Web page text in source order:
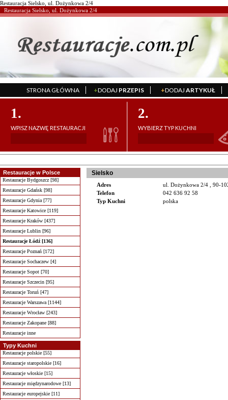
Restauracja Sielsko, ul. Dożynkowa 2/4
Restauracja Sielsko, ul. Dożynkowa 2/4
STRONA GŁÓWNA +DODAJ PRZEPIS +DODAJ ARTYKUŁ
1.
WPISZ NAZWĘ RESTAURACJI
2.
WYBIERZ TYP KUCHNI
Restauracje w Polsce
Restauracje Bydgoszcz [98]
Restauracje Gdańsk [98]
Restauracje Gdynia [77]
Restauracje Katowice [119]
Restauracje Kraków [437]
Restauracje Lublin [96]
Restauracje Łódź [136]
Restauracje Poznań [172]
Restauracje Sochaczew [4]
Restauracje Sopot [70]
Restauracje Szczecin [95]
Restauracje Toruń [47]
Restauracje Warszawa [1144]
Restauracje Wrocław [243]
Restauracje Zakopane [88]
Restauracje inne
Typy Kuchni
Restauracje polskie [55]
Restauracje staropolskie [16]
Restauracje włoskie [15]
Restauracje międzynarodowe [13]
Restauracje europejskie [11]
Sielsko
Adres
ul. Dożynkowa 2/4 , 90-
Telefon
042 636 92 58
Typ Kuchni
polska